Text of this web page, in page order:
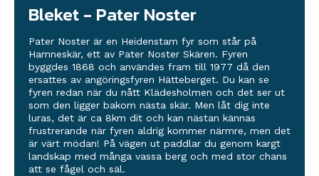
Bleket - Pater Noster
Pater Noster är en Heidenstam fyr som står på
Hamneskär, ett av Pater Noster Skären. Fyren
byggdes 1868 och användes fram till 1977 då den
ersattes av angöringsfyren Hätteberget. Du kan se
fyren redan när du nått Klädesholmen och det ser ut
som den ligger bakom nästa skär. Men låt dig inte
luras, det är ca 8km dit och kan nästan kännas
frustrerande när fyren aldrig kommer närmre, men det
är värt mödan! På vägen ut paddlar du genom kargt
landskap med många vassa berg och med stor chans
att se fågel och säl.